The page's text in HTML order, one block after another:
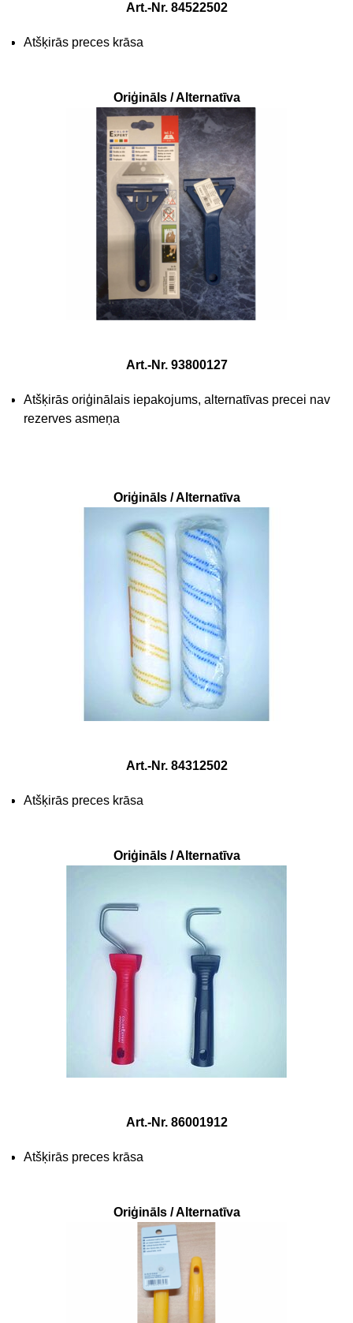
Art.-Nr. 84522502
Atšķirās preces krāsa
Oriģināls / Alternatīva
Art.-Nr. 93800127
Atšķirās oriģinālais iepakojums, alternatīvas precei nav
rezerves asmeņa
Oriģināls / Alternatīva
Art.-Nr. 84312502
Atšķirās preces krāsa
Oriģināls / Alternatīva
Art.-Nr. 86001912
Atšķirās preces krāsa
Oriģināls / Alternatīva